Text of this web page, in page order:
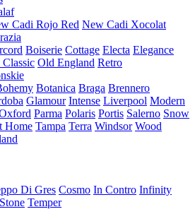
Cadi Rojo Red New Cadi Xocolat
Boiserie Cottage Electa Elegance
Old England Retro
Botanica Braga Brennero
Glamour Intense Liverpool Modern
Parma Polaris Portis Salerno Snow
Home Tampa Terra Windsor Wood
Di Gres Cosmo In Contro Infinity
Temper